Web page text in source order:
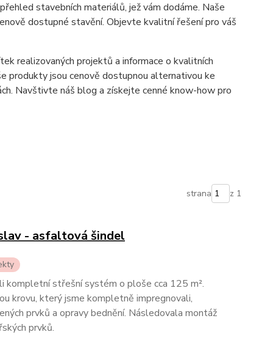
stavebních materiálů, jež vám dodáme. Naše
dostupné stavění. Objevte kvalitní řešení pro váš
realizovaných projektů a informace o kvalitních
produkty jsou cenově dostupnou alternativou ke
Navštivte náš blog a získejte cenné know-how pro
strana z 1
- asfaltová šindel
kompletní střešní systém o ploše cca 125 m².
krovu, který jsme kompletně impregnovali,
prvků a opravy bednění. Následovala montáž
prvků.